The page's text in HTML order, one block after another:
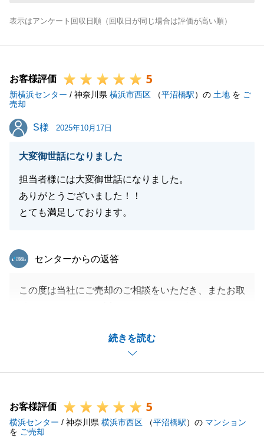
表示はアンケート回収日順（回収日が同じ場合は評価が高い順）
お客様評価 5
新横浜センター / 神奈川県 横浜市西区 （平沼橋駅）の 土地 を ご
売却
S様
S様 2025年10月17日
大変御世話になりました
担当者様には大変御世話になりました。
ありがとうございました！！
とても満足しております。
続きを読む
東急リバブル
センターからの返答
この度は当社にご売却のご相談をいただき、またお取
だき、重ね重ね感謝申し上げます。
今後とも、なにかお困りのことがございましたらお気
軽にご相談いただけますと幸いです。
お客様評価 5
横浜センター / 神奈川県 横浜市西区 （平沼橋駅）の マンション
を ご売却